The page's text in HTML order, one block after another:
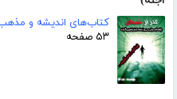
کتاب‌های اندیشه و
۵۳ صفحه